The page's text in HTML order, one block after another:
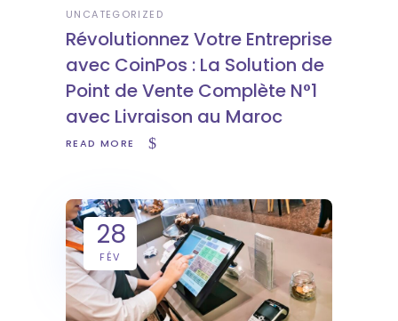
UNCATEGORIZED
Révolutionnez Votre Entreprise
avec CoinPos : La Solution de
Point de Vente Complète N°1
avec Livraison au Maroc
READ MORE
28
FÉV